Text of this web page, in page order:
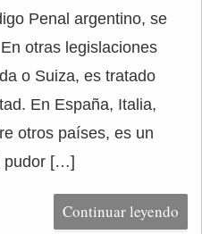
Penal argentino, se
otras legislaciones
o Suiza, es tratado
En España, Italia,
otros países, es un
pudor […]
Continuar leyendo